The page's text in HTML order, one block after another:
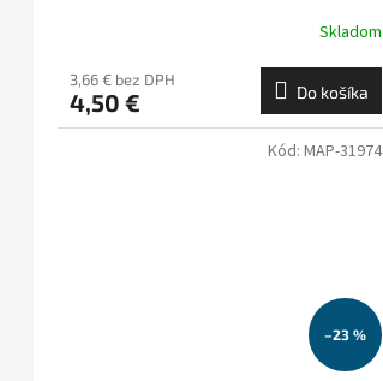
Skladom
3,66 € bez DPH
4,50 € Do košíka
–23 %
Kód: MAP-31974